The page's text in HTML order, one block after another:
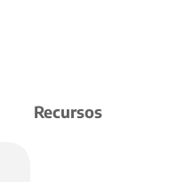
Recursos